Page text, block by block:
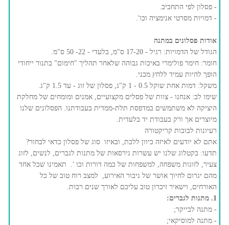
- פסלון לפי התחביב.
- דמויות מסרטי אנימציה וכו'.
אודות פסלונים במתנה
הגודל של הדמויות: רגיל - 17-20 ס"מ, בלעדי - 22- 50 ס"מ.
חומר: חימר פולימרי באיכות גבוהה שלאחר תהליך "חימום" בתנור ייחודי
הופך להיות עמיד ללחץ מכני.
משקל: דמות אחת שוקל 0.5 - 1 ק"ג, פסלון של זוג - עד 1.5 ק"ג.
שימו לב: אנחנו - צוות של פסלים מקצועיים, אמנים ומומחים של מחלקת
היציקה לא משתמשים במדפסת תלת-ממדית בעבודתנו. הפסלונים שלנו
מיוצרים אך ורק בעבודת יד בלעדית.
רעיונות לבובות קריקטורה
אתם לא יודעים לאיזה כיוון ללכת, ובאיזו סוג של פסלון כדאי לבחור?
תדעו: בקטלוג שלנו יש עשרות גירסאות של מתנות לגברים, לנשים, לזוג
צעיר, לזוגות משפחה, למשפחות של כמה דורות וכו '. תאמינו שכל אחד
מהם יגרום לחיוך אושר של גיבור האירוע, למצב רוח טוב של כל
האורחים, וישאיר זיכרון טוב עליכם לאורך שנים רבות.
1. מתנות לגברים:
- מתנה לבייקר;
- מתנה למוסיקאי;